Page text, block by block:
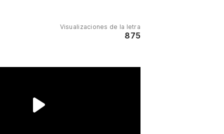
Visualizaciones de la letra
875